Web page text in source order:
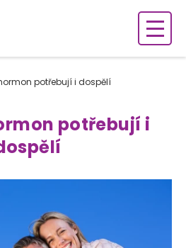
potřebují i dospělí
potřebují i